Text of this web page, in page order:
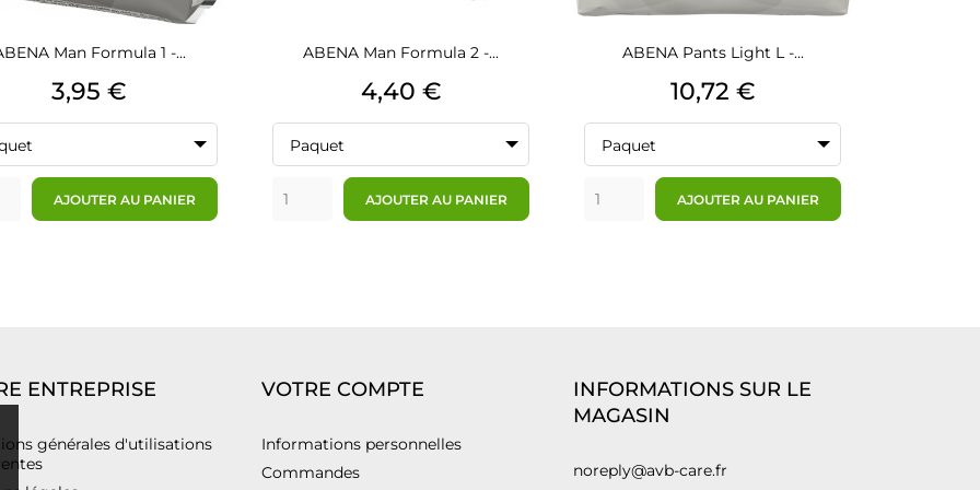
Man Formula 1 -...
Prix
3,95 €
AJOUTER AU PANIER
ABENA Man Formula 2 -...
Prix
4,40 €
Paquet
AJOUTER AU PANIER
ABENA Pants Light L -...
Prix
10,72 €
Paquet
AJOUTER AU PANIER
ENTREPRISE
générales d'utilisations
VOTRE COMPTE
Informations personnelles
Commandes
INFORMATIONS SUR LE
MAGASIN
noreply@avb-care.fr